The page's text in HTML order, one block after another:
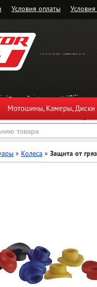
Условия оплаты
Мотошины, Камеры, Диски
» Колеса » Защита от